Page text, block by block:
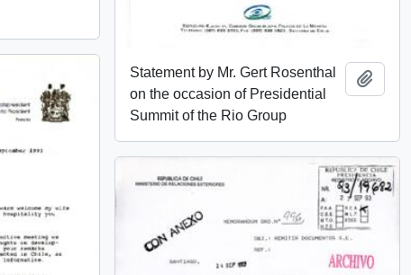
Statement by Mr. Gert Rosenthal
on the occasion of Presidential
Summit of the Rio Group